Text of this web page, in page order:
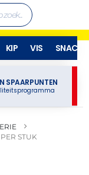
KIP VIS SNACKS
SPAARPUNTEN
STUK